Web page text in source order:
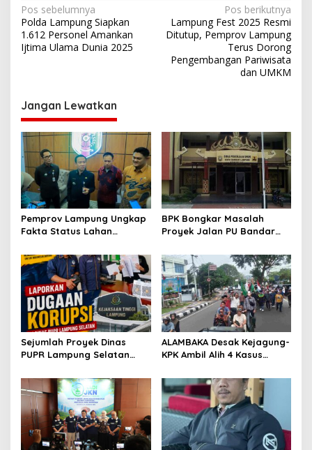
N
a
v
a
s
i
p
o
s
Pos sebelumnya
Polda Lampung Siapkan
1.612 Personel Amankan
Ijtima Ulama Dunia 2025
Pos berikutnya
Lampung Fest 2025 Resmi
Ditutup, Pemprov Lampung
Terus Dorong
Pengembangan Pariwisata
dan UMKM
Jangan Lewatkan
Pemprov Lampung Ungkap
Fakta Status Lahan
BPK Bongkar Masalah
Proyek Jalan PU Bandar
Sejumlah Proyek Dinas
PUPR Lampung Selatan
Dilaporkan DPP KAMPUD Ke
KEJATI Lampung
ALAMBAKA Desak Kejagung-
KPK Ambil Alih 4 Kasus